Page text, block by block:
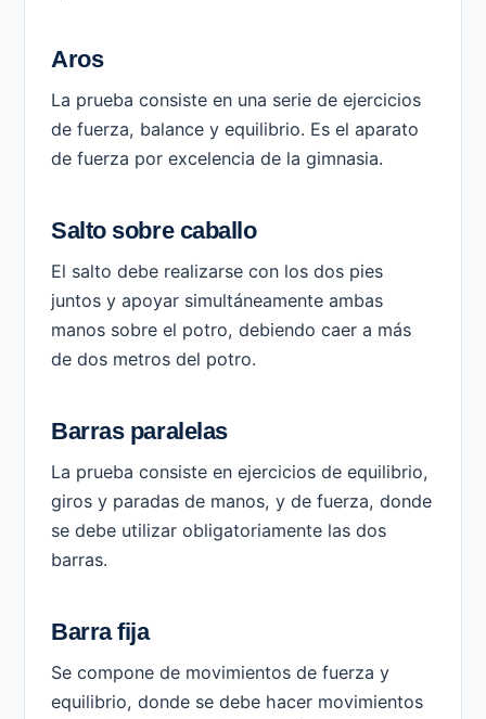
Aros
La prueba consiste en una serie de ejercicios
de fuerza, balance y equilibrio. Es el aparato
de fuerza por excelencia de la gimnasia.
Salto sobre caballo
El salto debe realizarse con los dos pies
juntos y apoyar simultáneamente ambas
manos sobre el potro, debiendo caer a más
de dos metros del potro.
Barras paralelas
La prueba consiste en ejercicios de equilibrio,
giros y paradas de manos, y de fuerza, donde
se debe utilizar obligatoriamente las dos
barras.
Barra fija
Se compone de movimientos de fuerza y
equilibrio, donde se debe hacer movimientos